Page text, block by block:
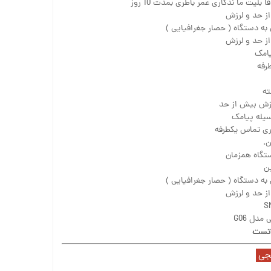
حد و لرزش
دستگاه ( حصار جغرافیایی )
حد و لرزش
بیش از حد
پیامک
تماس یکطرفه
همزمان
دستگاه ( حصار جغرافیایی )
حد و لرزش